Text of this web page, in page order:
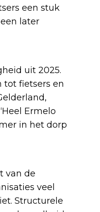
een stuk
later
uit 2025.
tot fietsers en
Ermelo
in het dorp
van de
veel
Structurele